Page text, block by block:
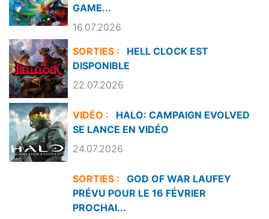
GAME...
16.07.2026
SORTIES :
HELL CLOCK EST
DISPONIBLE
22.07.2026
VIDÉO :
HALO: CAMPAIGN EVOLVED
SE LANCE EN VIDÉO
24.07.2026
SORTIES :
GOD OF WAR LAUFEY
PRÉVU POUR LE 16 FÉVRIER
PROCHAI...